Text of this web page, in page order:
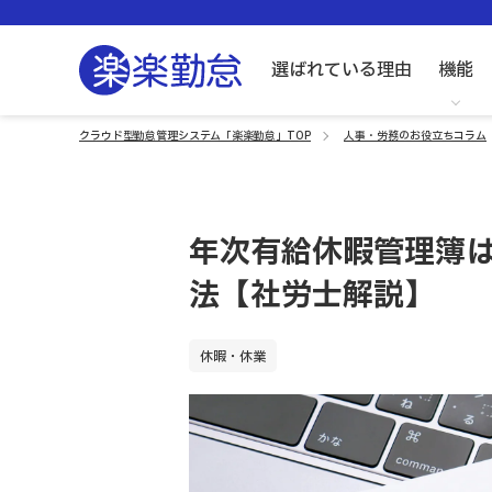
選ばれている理由 機能
クラウド型勤怠管理システム「楽楽勤怠」TOP 人事・労務のお役立ちコラム
年次有給休暇管理簿
法【社労士解説】
休暇・休業